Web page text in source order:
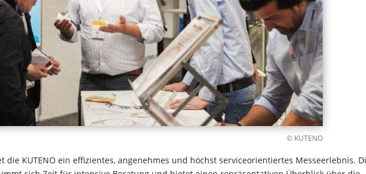
© KUTENO
die KUTENO ein effizientes, angenehmes und höchst serviceorientiertes Messeerlebnis.